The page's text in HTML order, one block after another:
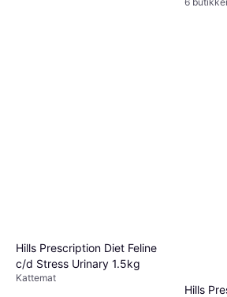
Hills Prescription Diet Feline
c/d Stress Urinary 1.5kg
Kattemat
Hills